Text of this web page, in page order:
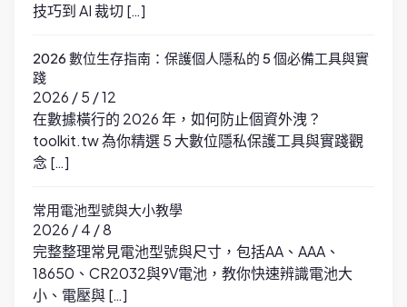
技巧到 AI 裁切 […]
2026 數位生存指南：保護個人隱私的 5 個必備工具與實
踐
2026 / 5 / 12
在數據橫行的 2026 年，如何防止個資外洩？
toolkit.tw 為你精選 5 大數位隱私保護工具與實踐觀
念 […]
常用電池型號與大小教學
2026 / 4 / 8
完整整理常見電池型號與尺寸，包括AA、AAA、
18650、CR2032與9V電池，教你快速辨識電池大
小、電壓與 […]